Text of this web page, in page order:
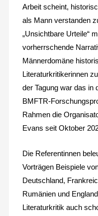
Arbeit scheint,
als Mann verstanden
„Unsichtbare Urteile“
vorherrschende
Männerdomäne
Literaturkritikerinnen
der Tagung war das in
BMFTR-
Rahmen die
Evans seit Oktober
Die Referentinnen
Vorträgen Beispiele
Deutschland,
Rumänien und
Literaturkritik auch